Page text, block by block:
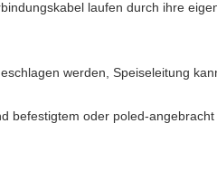
laufen durch ihre
werden, Speiseleitung
befestigtem oder poled-